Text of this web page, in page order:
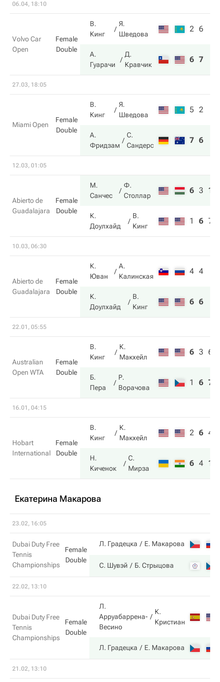
06.04, 18:10
Volvo Car
Open
Female
Double
В.
Кинг
Я.
Шведова
2 6
А.
Гуарачи
Д.
Кравчик
6 7
27.03, 18:05
Miami Open
Female
Double
В.
Кинг
Я.
Шведова
5 2
А.
Фридзам
С.
Сандерс
7 6
12.03, 01:05
Abierto de
Guadalajara
Female
Double
М.
Санчес
Ф.
Столлар
6 3 10
К.
Доулхайд
В.
Кинг
1 6 7
10.03, 06:30
Abierto de
Guadalajara
Female
Double
К.
Юван
А.
Калинская
4 4
К.
Доулхайд
В.
Кинг
6 6
22.01, 05:55
Australian
Open WTA
Female
Double
В.
Кинг
К.
Макхейл
6 3 6
Б.
Пера
Р.
Ворачова
1 6 7
16.01, 04:15
Hobart
International
Female
Double
В.
Кинг
К.
Макхейл
2 6 4
Н.
Киченок
С.
Мирза
6 4 10
Екатерина Макарова
23.02, 16:05
Dubai Duty Free
Tennis
Championships
Female
Double
Л. Градецка Е. Макарова
С. Шувэй Б. Стрыцова
22.02, 13:10
Dubai Duty Free
Tennis
Championships
Female
Double
Л.
Арруабаррена-
Весино
К.
Кристиан
Л. Градецка Е. Макарова
21.02, 13:10